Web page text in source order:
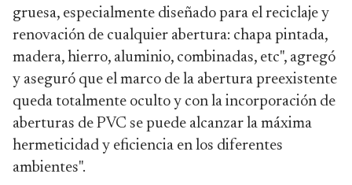
gruesa, especialmente diseñado para el reciclaje y
renovación de cualquier abertura: chapa pintada,
madera, hierro, aluminio, combinadas, etc", agregó
y aseguró que el marco de la abertura preexistente
queda totalmente oculto y con la incorporación de
aberturas de PVC se puede alcanzar la máxima
hermeticidad y eficiencia en los diferentes
ambientes".